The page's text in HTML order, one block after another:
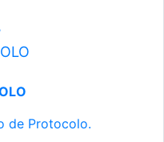
de Protocolo.